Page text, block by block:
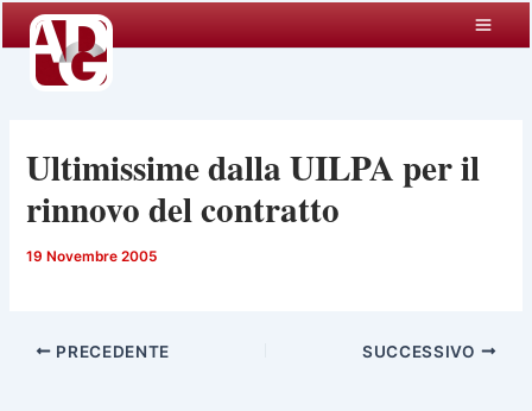
contenuto
Ultimissime dalla UILPA per il
rinnovo del contratto
19 Novembre 2005
PRECEDENTE SUCCESSIVO